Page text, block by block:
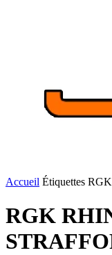
Accueil Étiquettes
RGK